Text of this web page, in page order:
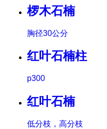
椤木石楠
胸径30公分
红叶石楠柱
p300
红叶石楠
低分枝，高分枝